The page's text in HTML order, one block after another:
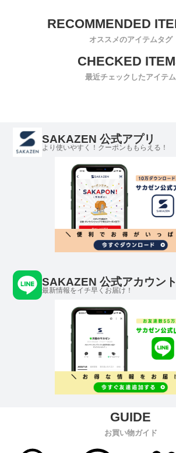
オススメのアイテムタグ
最近チェックしたアイテム
SAKAZEN 公式アプリ
より使いやすく！クーポンももらえる！
SAKAZEN 公式アカウント
最新情報をイチ早くお届け！
お買い物ガイド